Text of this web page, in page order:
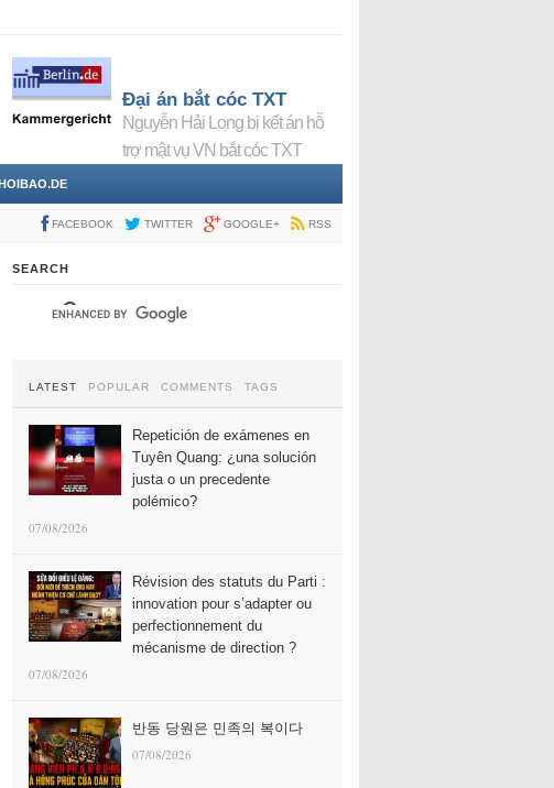
Đại án bắt cóc TXT
Nguyễn Hải Long bị kết án hỗ
trợ mật vụ VN bắt cóc TXT
FACEBOOK TWITTER GOOGLE+ RSS
SEARCH
LATEST POPULAR COMMENTS TAGS
Repetición de exámenes en
Tuyên Quang: ¿una solución
justa o un precedente
polémico?
07/08/2026
Révision des statuts du Parti :
innovation pour s’adapter ou
perfectionnement du
mécanisme de direction ?
07/08/2026
반동 당원은 민족의 복이다
07/08/2026